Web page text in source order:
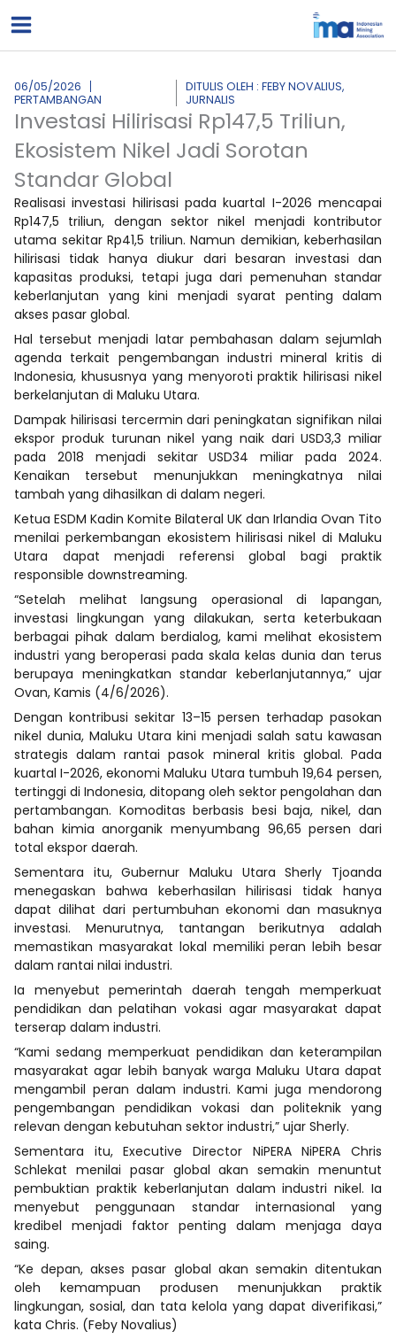
ke
06/05/2026
PERTAMBANGAN
DITULIS OLEH : FEBY NOVALIUS,
JURNALIS
Investasi Hilirisasi Rp147,5 Triliun,
Ekosistem Nikel Jadi Sorotan
Standar Global
Realisasi investasi hilirisasi pada kuartal I-2026 mencapai
Rp147,5 triliun, dengan sektor nikel menjadi kontributor
utama sekitar Rp41,5 triliun. Namun demikian, keberhasilan
hilirisasi tidak hanya diukur dari besaran investasi dan
kapasitas produksi, tetapi juga dari pemenuhan standar
keberlanjutan yang kini menjadi syarat penting dalam
akses pasar global.
Hal tersebut menjadi latar pembahasan dalam sejumlah
agenda terkait pengembangan industri mineral kritis di
Indonesia, khususnya yang menyoroti praktik hilirisasi nikel
berkelanjutan di Maluku Utara.
Dampak hilirisasi tercermin dari peningkatan signifikan nilai
ekspor produk turunan nikel yang naik dari USD3,3 miliar
pada 2018 menjadi sekitar USD34 miliar pada 2024.
Kenaikan tersebut menunjukkan meningkatnya nilai
tambah yang dihasilkan di dalam negeri.
Ketua ESDM Kadin Komite Bilateral UK dan Irlandia Ovan Tito
menilai perkembangan ekosistem hilirisasi nikel di Maluku
Utara dapat menjadi referensi global bagi praktik
responsible downstreaming.
“Setelah melihat langsung operasional di lapangan,
investasi lingkungan yang dilakukan, serta keterbukaan
berbagai pihak dalam berdialog, kami melihat ekosistem
industri yang beroperasi pada skala kelas dunia dan terus
berupaya meningkatkan standar keberlanjutannya,” ujar
Ovan, Kamis (4/6/2026).
Dengan kontribusi sekitar 13–15 persen terhadap pasokan
nikel dunia, Maluku Utara kini menjadi salah satu kawasan
strategis dalam rantai pasok mineral kritis global. Pada
kuartal I-2026, ekonomi Maluku Utara tumbuh 19,64 persen,
tertinggi di Indonesia, ditopang oleh sektor pengolahan dan
pertambangan. Komoditas berbasis besi baja, nikel, dan
bahan kimia anorganik menyumbang 96,65 persen dari
total ekspor daerah.
Sementara itu, Gubernur Maluku Utara Sherly Tjoanda
menegaskan bahwa keberhasilan hilirisasi tidak hanya
dapat dilihat dari pertumbuhan ekonomi dan masuknya
investasi. Menurutnya, tantangan berikutnya adalah
memastikan masyarakat lokal memiliki peran lebih besar
dalam rantai nilai industri.
Ia menyebut pemerintah daerah tengah memperkuat
pendidikan dan pelatihan vokasi agar masyarakat dapat
terserap dalam industri.
“Kami sedang memperkuat pendidikan dan keterampilan
masyarakat agar lebih banyak warga Maluku Utara dapat
mengambil peran dalam industri. Kami juga mendorong
pengembangan pendidikan vokasi dan politeknik yang
relevan dengan kebutuhan sektor industri,” ujar Sherly.
Sementara itu, Executive Director NiPERA NiPERA Chris
Schlekat menilai pasar global akan semakin menuntut
pembuktian praktik keberlanjutan dalam industri nikel. Ia
menyebut penggunaan standar internasional yang
kredibel menjadi faktor penting dalam menjaga daya
saing.
“Ke depan, akses pasar global akan semakin ditentukan
oleh kemampuan produsen menunjukkan praktik
lingkungan, sosial, dan tata kelola yang dapat diverifikasi,”
kata Chris. (Feby Novalius)